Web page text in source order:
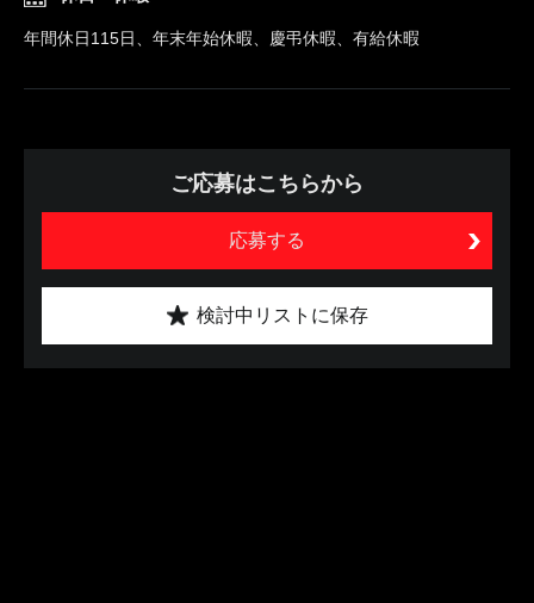
年間休日115日、年末年始休暇、慶弔休暇、有給休暇
ご応募はこちらから
応募する
検討中リストに保存